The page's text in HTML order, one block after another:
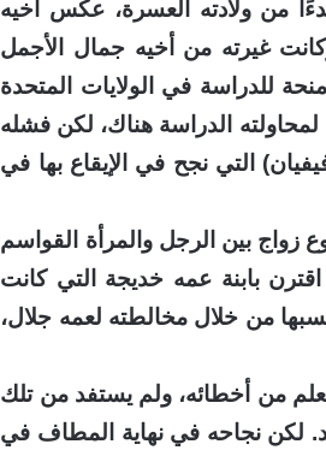
من ولادته العسرة، عكس أخيه
غيرته من أخيه جمال الأجمل
للدراسة في الولايات المتحدة
الدراسة هناك، لكن فشله
التي نجح في الإيقاع بها في
بين الرجل والمرأة القواسم
بابنة عمه خديجة التي كانت
من خلال مخالطته لعمه جلال،
من أخطائه، ولم يستفد من تلك
لكن نجاحه في نهاية المطاف في